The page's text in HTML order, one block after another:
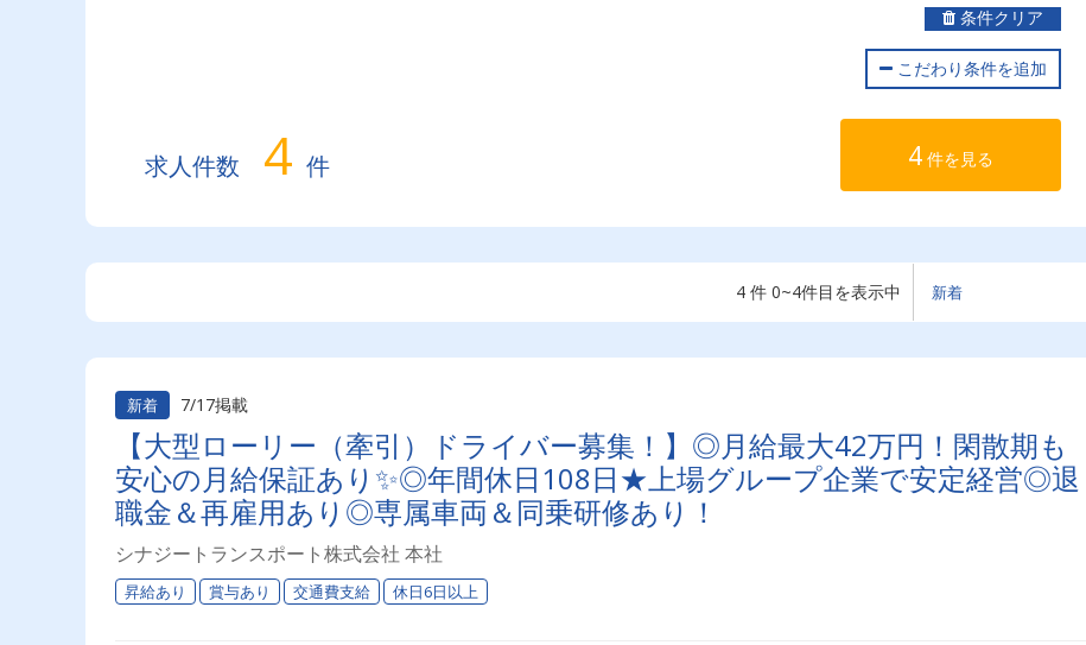
条件クリア
こだわり条件を追加
求人件数 4 件 4 件を見る
4 件 0~4件目を表示中
新着 7/17掲載
【大型ローリー（牽引）ドライバー募集！】◎月給最大42万円！閑散期も
安心の月給保証あり✨◎年間休日108日★上場グループ企業で安定経営◎退
職金＆再雇用あり◎専属車両＆同乗研修あり！
シナジートランスポート株式会社 本社
昇給あり 賞与あり 交通費支給 休日6日以上